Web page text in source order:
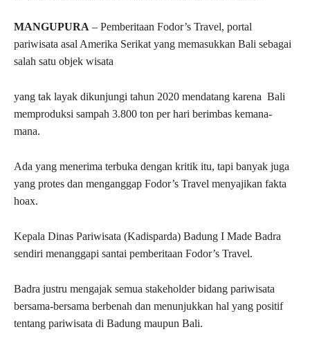
MANGUPURA – Pemberitaan Fodor’s Travel, portal
pariwisata asal Amerika Serikat yang memasukkan Bali sebagai
salah satu objek wisata
yang tak layak dikunjungi tahun 2020 mendatang karena Bali
memproduksi sampah 3.800 ton per hari berimbas kemana-
mana.
Ada yang menerima terbuka dengan kritik itu, tapi banyak juga
yang protes dan menganggap Fodor’s Travel menyajikan fakta
hoax.
Kepala Dinas Pariwisata (Kadisparda) Badung I Made Badra
sendiri menanggapi santai pemberitaan Fodor’s Travel.
Badra justru mengajak semua stakeholder bidang pariwisata
bersama-bersama berbenah dan menunjukkan hal yang positif
tentang pariwisata di Badung maupun Bali.